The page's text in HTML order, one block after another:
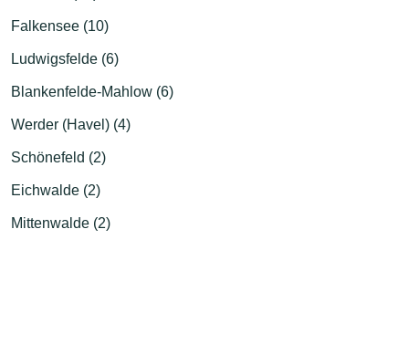
Falkensee (10)
Ludwigsfelde (6)
Blankenfelde-Mahlow (6)
Werder (Havel) (4)
Schönefeld (2)
Eichwalde (2)
Mittenwalde (2)